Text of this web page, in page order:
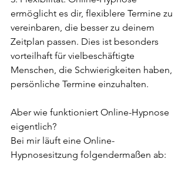
ermöglicht es dir, flexiblere Termine zu
vereinbaren, die besser zu deinem
Zeitplan passen. Dies ist besonders
vorteilhaft für vielbeschäftigte
Menschen, die Schwierigkeiten haben,
persönliche Termine einzuhalten.
Aber wie funktioniert Online-Hypnose
eigentlich?
Bei mir läuft eine Online-
Hypnosesitzung folgendermaßen ab: